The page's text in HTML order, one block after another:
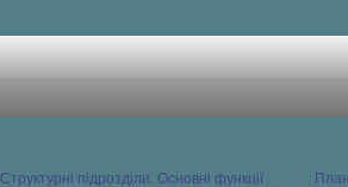
Структурні підрозділи. Основні функції